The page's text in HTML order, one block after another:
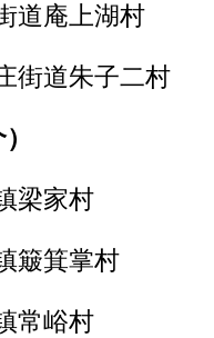
道庵上湖村
街道朱子二村
梁家村
簸箕掌村
常峪村